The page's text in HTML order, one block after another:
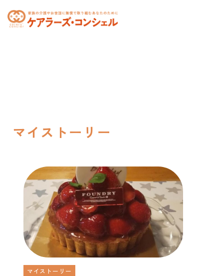
toggle
navigation
マイストーリー
マイストーリー